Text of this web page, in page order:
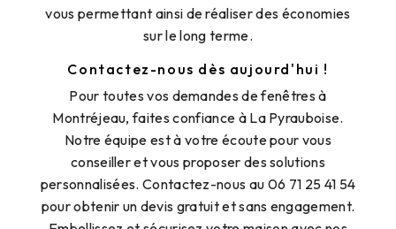
vous permettant ainsi de réaliser des économies
sur le long terme.
Contactez-nous dès aujourd'hui !
Pour toutes vos demandes de fenêtres à
Montréjeau, faites confiance à La Pyrauboise.
Notre équipe est à votre écoute pour vous
conseiller et vous proposer des solutions
personnalisées. Contactez-nous au 06 71 25 41 54
pour obtenir un devis gratuit et sans engagement.